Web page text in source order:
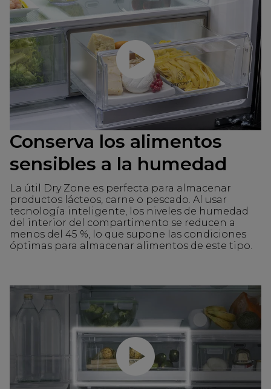
Reproducir video
Conserva los alimentos
sensibles a la humedad
La útil Dry Zone es perfecta para almacenar
productos lácteos, carne o pescado. Al usar
tecnología inteligente, los niveles de humedad
del interior del compartimento se reducen a
menos del 45 %, lo que supone las condiciones
óptimas para almacenar alimentos de este tipo.
Reproducir video